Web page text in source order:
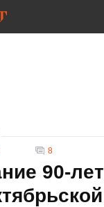
8
90-